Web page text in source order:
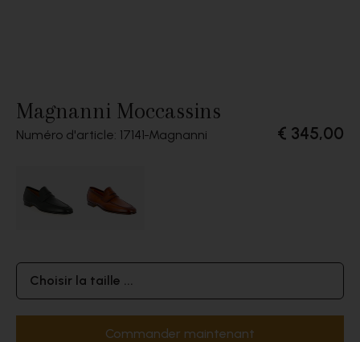
Magnanni Moccassins
Numéro d'article: 17141 Magnanni € 345,00
Choisir la taille ...
Commander maintenant